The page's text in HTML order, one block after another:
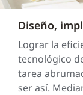
Diseño,
Lograr la
tecnológico
tarea
ser así.